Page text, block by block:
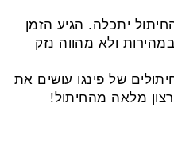
יגיב בצורה טובה
יתכלה. הגיע הזמן
ולא מהווה נזק
של פינגו עושים את
מלאה מהחיתול!